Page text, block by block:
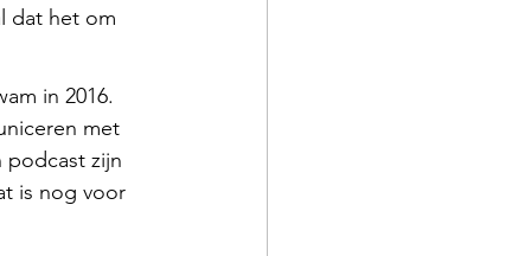
dat het om
in 2016.
met
podcast zijn
is nog voor